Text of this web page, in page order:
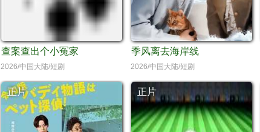
查案查出个小冤家
2026/中国大陆/短剧
季风离去海岸线
2026/中国大陆/短剧
正片 正片